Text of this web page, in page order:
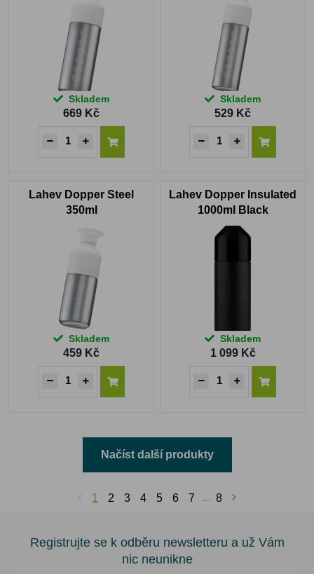
Skladem
669 Kč
Skladem
529 Kč
Lahev Dopper Steel
350ml
Skladem
459 Kč
Lahev Dopper Insulated
1000ml Black
Skladem
1 099 Kč
Načíst další produkty
1 2 3 4 5 6 7 8
Registrujte se k odběru newsletteru a už Vám
nic neunikne